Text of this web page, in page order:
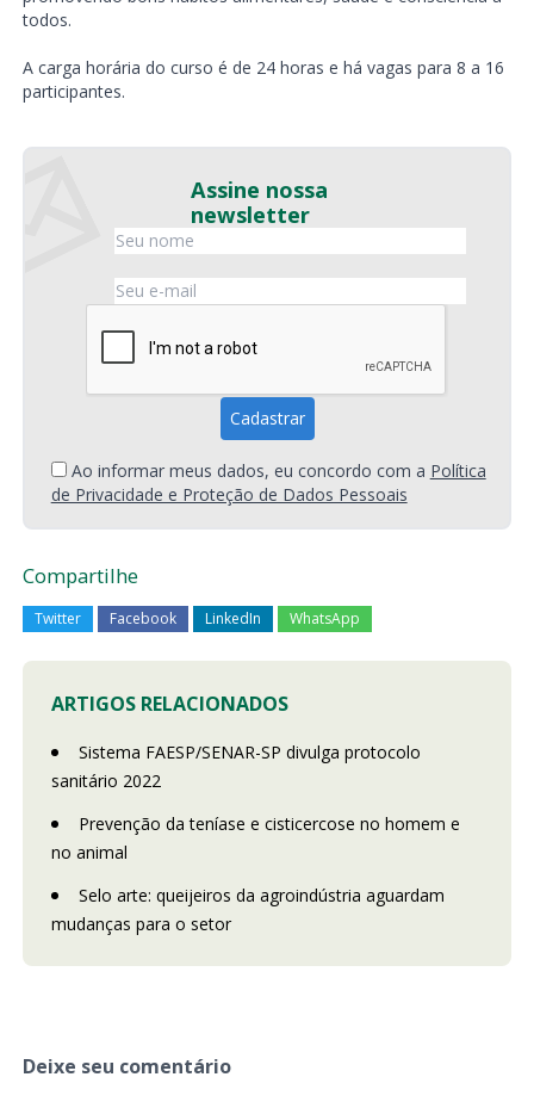
todos.
A carga horária do curso é de 24 horas e há vagas para 8 a 16
participantes.
Assine nossa
newsletter
Ao informar meus dados, eu concordo com a Política
de Privacidade e Proteção de Dados Pessoais
Compartilhe
Twitter Facebook LinkedIn WhatsApp
ARTIGOS RELACIONADOS
Sistema FAESP/SENAR-SP divulga protocolo
sanitário 2022
Prevenção da teníase e cisticercose no homem e
no animal
Selo arte: queijeiros da agroindústria aguardam
mudanças para o setor
Deixe seu comentário